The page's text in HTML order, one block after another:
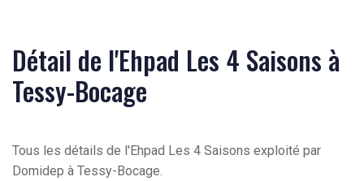
Détail de l'Ehpad Les 4 Saisons à
Tessy-Bocage
Tous les détails de l'Ehpad Les 4 Saisons exploité par
Domidep à Tessy-Bocage.